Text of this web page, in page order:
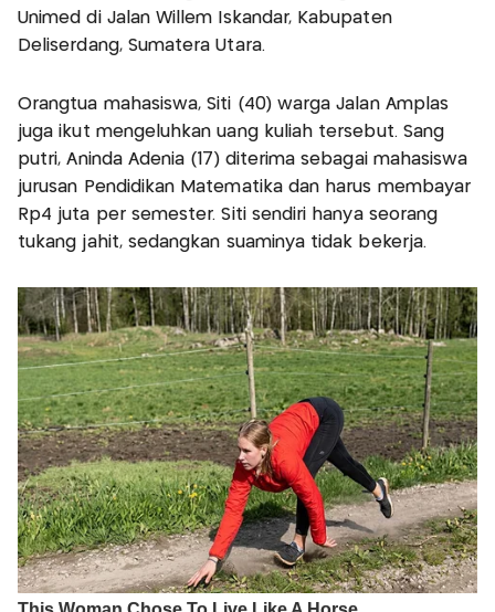
Unimed di Jalan Willem Iskandar, Kabupaten
Deliserdang, Sumatera Utara.
Orangtua mahasiswa, Siti (40) warga Jalan Amplas
juga ikut mengeluhkan uang kuliah tersebut. Sang
putri, Aninda Adenia (17) diterima sebagai mahasiswa
jurusan Pendidikan Matematika dan harus membayar
Rp4 juta per semester. Siti sendiri hanya seorang
tukang jahit, sedangkan suaminya tidak bekerja.